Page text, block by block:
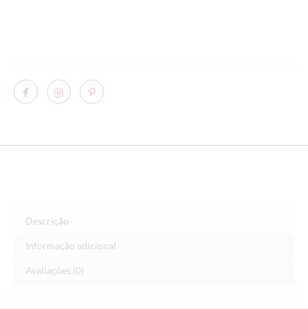
Descrição
Informação adicional
Avaliações (0)